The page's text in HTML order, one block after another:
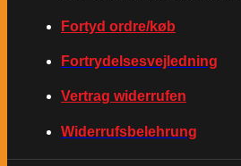
Fortyd ordre/køb
Fortrydelsesvejledning
Vertrag widerrufen
Widerrufsbelehrung